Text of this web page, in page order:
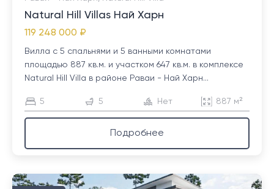
Natural Hill Villas Най Харн
119 248 000 ₽
Вилла с 5 спальнями и 5 ванными комнатами
площадью 887 кв.м. и участком 647 кв.м. в комплексе
Natural Hill Villa в районе Раваи - Най Харн...
5 5 Нет 887 м²
Подробнее